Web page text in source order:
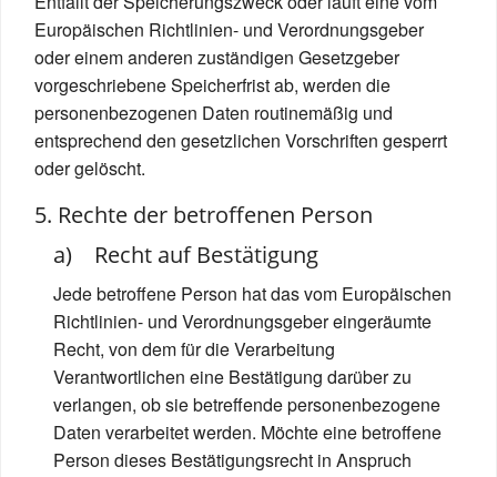
Europäischen Richtlinien- und Verordnungsgeber
oder einem anderen zuständigen Gesetzgeber
vorgeschriebene Speicherfrist ab, werden die
personenbezogenen Daten routinemäßig und
entsprechend den gesetzlichen Vorschriften gesperrt
oder gelöscht.
5. Rechte der betroffenen Person
a) Recht auf Bestätigung
Jede betroffene Person hat das vom Europäischen
Richtlinien- und Verordnungsgeber eingeräumte
Recht, von dem für die Verarbeitung
Verantwortlichen eine Bestätigung darüber zu
verlangen, ob sie betreffende personenbezogene
Daten verarbeitet werden. Möchte eine betroffene
Person dieses Bestätigungsrecht in Anspruch